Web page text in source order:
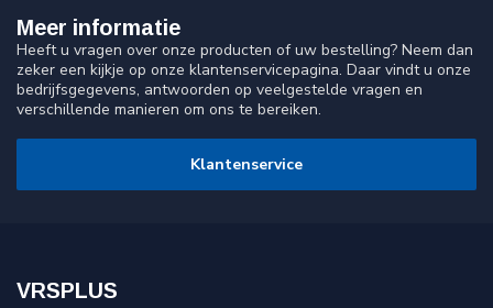
Meer informatie
Heeft u vragen over onze producten of uw bestelling? Neem dan
zeker een kijkje op onze klantenservicepagina. Daar vindt u onze
bedrijfsgegevens, antwoorden op veelgestelde vragen en
verschillende manieren om ons te bereiken.
Klantenservice
VRSPLUS